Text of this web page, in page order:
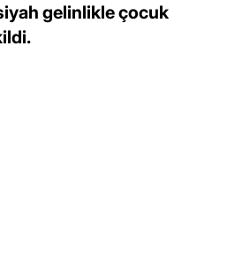
gelinlikle çocuk